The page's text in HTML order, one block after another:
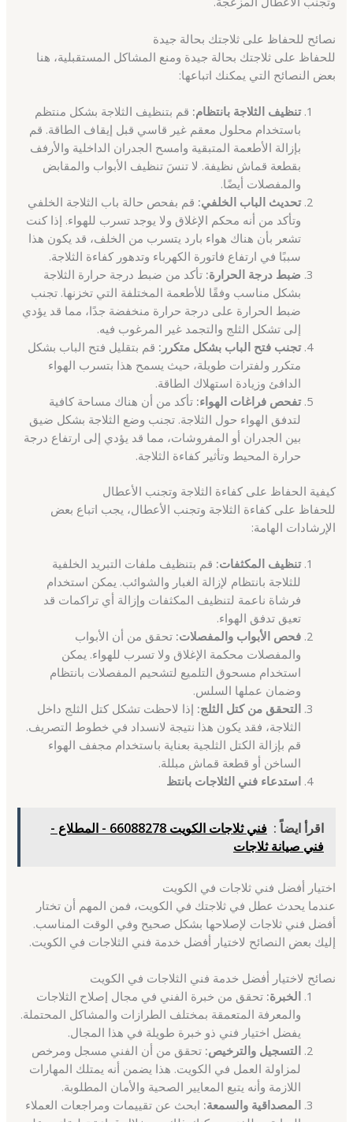
نصائح للحفاظ على ثلاجتك بحالة جيدة
للحفاظ على ثلاجتك بحالة جيدة ومنع المشاكل المستقبلية، هنا
بعض النصائح التي يمكنك اتباعها:
تنظيف الثلاجة بانتظام: قم بتنظيف الثلاجة بشكل منتظم
باستخدام محلول معقم غير قاسي قبل إيقاف الطاقة. قم
بإزالة الأطعمة المتبقية وامسح الجدران الداخلية والأرفف
بقطعة قماش نظيفة. لا تنسَ تنظيف الأبواب والمقابض
والمفصلات أيضًا.
تحديث الباب الخلفي: قم بفحص حالة باب الثلاجة الخلفي
وتأكد من أنه محكم الإغلاق ولا يوجد تسرب للهواء. إذا كنت
تشعر بأن هناك هواء بارد يتسرب من الخلف، قد يكون هذا
سببًا في ارتفاع فاتورة الكهرباء وتدهور كفاءة الثلاجة.
ضبط درجة الحرارة: تأكد من ضبط درجة حرارة الثلاجة
بشكل مناسب وفقًا للأطعمة المختلفة التي تخزنها. تجنب
ضبط الحرارة على درجة حرارة منخفضة جدًا، مما قد يؤدي
إلى تشكل الثلج والتجمد غير المرغوب فيه.
تجنب فتح الباب بشكل متكرر: قم بتقليل فتح الباب بشكل
متكرر ولفترات طويلة، حيث يسمح هذا بتسرب الهواء
الدافئ وزيادة استهلاك الطاقة.
تفحص فراغات الهواء: تأكد من أن هناك مساحة كافية
لتدفق الهواء حول الثلاجة. تجنب وضع الثلاجة بشكل ضيق
بين الجدران أو المفروشات، مما قد يؤدي إلى ارتفاع درجة
حرارة المحيط وتأثير كفاءة الثلاجة.
كيفية الحفاظ على كفاءة الثلاجة وتجنب الأعطال
للحفاظ على كفاءة الثلاجة وتجنب الأعطال، يجب اتباع بعض
الإرشادات الهامة:
تنظيف المكثفات: قم بتنظيف ملفات التبريد الخلفية
للثلاجة بانتظام لإزالة الغبار والشوائب. يمكن استخدام
فرشاة ناعمة لتنظيف المكثفات وإزالة أي تراكمات قد
تعيق تدفق الهواء.
فحص الأبواب والمفصلات: تحقق من أن الأبواب
والمفصلات محكمة الإغلاق ولا تسرب للهواء. يمكن
استخدام مسحوق التلميع لتشحيم المفصلات بانتظام
وضمان عملها السلس.
التحقق من كتل الثلج: إذا لاحظت تشكل كتل الثلج داخل
الثلاجة، فقد يكون هذا نتيجة لانسداد في خطوط التصريف.
قم بإزالة الكتل الثلجية بعناية باستخدام مجفف الهواء
الساخن أو قطعة قماش مبللة.
استدعاء فني الثلاجات بانتظ
اقرأ ايضاً :
فني ثلاجات الكويت 66088278 - المطلاع -
فني صيانة ثلاجات
اختيار أفضل فني ثلاجات في الكويت
عندما يحدث عطل في ثلاجتك في الكويت، فمن المهم أن تختار
أفضل فني ثلاجات لإصلاحها بشكل صحيح وفي الوقت المناسب.
إليك بعض النصائح لاختيار أفضل خدمة فني الثلاجات في الكويت.
نصائح لاختيار أفضل خدمة فني الثلاجات في الكويت
الخبرة: تحقق من خبرة الفني في مجال إصلاح الثلاجات
والمعرفة المتعمقة بمختلف الطرازات والمشاكل المحتملة.
يفضل اختيار فني ذو خبرة طويلة في هذا المجال.
التسجيل والترخيص: تحقق من أن الفني مسجل ومرخص
لمزاولة العمل في الكويت. هذا يضمن أنه يمتلك المهارات
اللازمة وأنه يتبع المعايير الصحية والأمان المطلوبة.
المصداقية والسمعة: ابحث عن تقييمات ومراجعات العملاء